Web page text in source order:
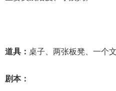
道具： 桌子、两张板凳、一个
剧本：